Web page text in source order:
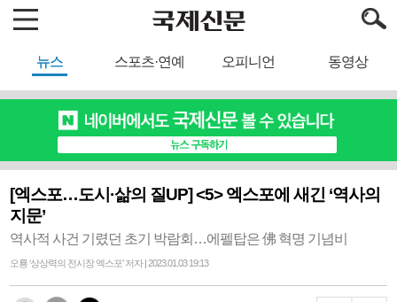
뉴스 스포츠·연예 오피니언 동영상
[엑스포…도시·삶의 질UP] <5> 엑스포에 새긴 ‘역사의
지문’
역사적 사건 기렸던 초기 박람회…에펠탑은 佛 혁명 기념비
오룡 ‘상상력의 전시장 엑스포’ 저자 | 2023.01.03 19:13